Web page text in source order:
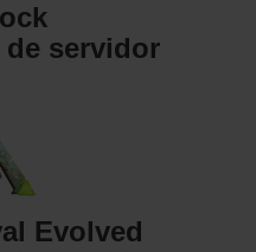
de servidor
Evolved